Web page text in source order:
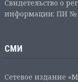
Свидетельство о
информации: ПИ №
СМИ
Сетевое издание